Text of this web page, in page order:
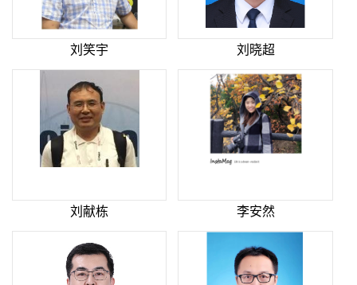
刘笑宇 刘晓超
刘献栋 李安然